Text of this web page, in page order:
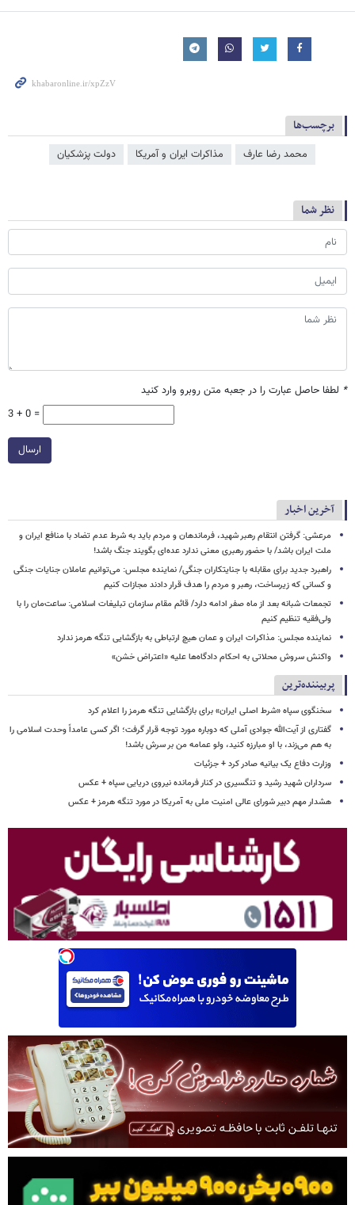
برچسب‌ها
محمد رضا عارف مذاکرات ایران و آمریکا دولت پزشکیان
نظر شما
* لطفا حاصل عبارت را در جعبه متن روبرو وارد کنید
3 + 0 =
ارسال
آخرین اخبار
مرعشی: گرفتن انتقام رهبر شهید، فرماندهان و مردم باید به شرط عدم تضاد با منافع ایران و
ملت ایران باشد/ با حضور رهبری معنی ندارد عده‌ای بگویند جنگ باشد!
راهبرد جدید برای مقابله با جنایتکاران جنگی/ نماینده مجلس: می‌توانیم عاملان جنایات جنگی
و کسانی که زیرساخت‌، رهبر و مردم را هدف قرار دادند مجازات کنیم
تجمعات شبانه بعد از ماه صفر ادامه دارد/ قائم مقام سازمان تبلیغات اسلامی: ساعت‌مان را با
ولی‌فقیه تنظیم‌ کنیم
نماینده مجلس: مذاکرات ایران و عمان هیچ ارتباطی به بازگشایی تنگه هرمز ندارد
واکنش سروش محلاتی به احکام دادگاه‌ها علیه «اعتراض خشن»
پربیننده‌ترین
سخنگوی سپاه «شرط اصلی ایران» برای بازگشایی تنگه هرمز را اعلام کرد
گفتاری از آیت‌الله جوادی آملی که دوباره مورد توجه قرار گرفت؛ اگر کسی عامداً وحدت اسلامی را
به هم می‌زند، با او مبارزه کنید، ولو عمامه من بر سرش باشد!
وزارت دفاع یک بیانیه صادر کرد + جزئیات
سرداران شهید رشید و تنگسیری در کنار فرمانده نیروی دریایی سپاه + عکس
هشدار مهم دبیر شورای عالی امنیت ملی به آمریکا در مورد تنگه هرمز + عکس